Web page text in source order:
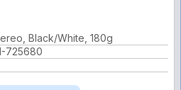
Black/White, 180g
725680